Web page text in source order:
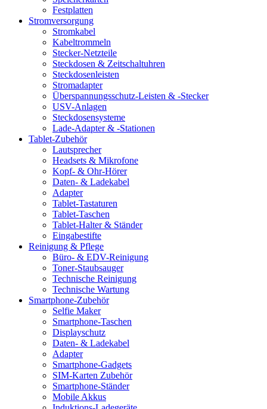
Festplatten
Stromversorgung
Stromkabel
Kabeltrommeln
Stecker-Netzteile
Steckdosen & Zeitschaltuhren
Steckdosenleisten
Stromadapter
Überspannungsschutz-Leisten & -Stecker
USV-Anlagen
Steckdosensysteme
Lade-Adapter & -Stationen
Tablet-Zubehör
Lautsprecher
Headsets & Mikrofone
Kopf- & Ohr-Hörer
Daten- & Ladekabel
Adapter
Tablet-Tastaturen
Tablet-Taschen
Tablet-Halter & Ständer
Eingabestifte
Reinigung & Pflege
Büro- & EDV-Reinigung
Toner-Staubsauger
Technische Reinigung
Technische Wartung
Smartphone-Zubehör
Selfie Maker
Smartphone-Taschen
Displayschutz
Daten- & Ladekabel
Adapter
Smartphone-Gadgets
SIM-Karten Zubehör
Smartphone-Ständer
Mobile Akkus